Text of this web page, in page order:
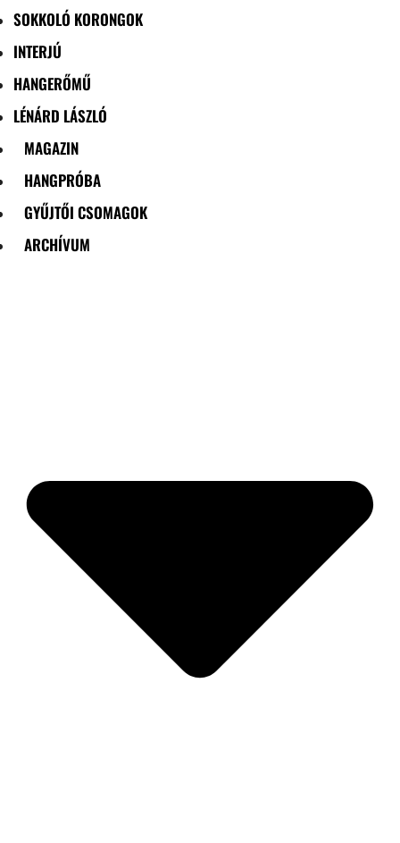
SOKKOLÓ KORONGOK
INTERJÚ
HANGERŐMŰ
LÉNÁRD LÁSZLÓ
MAGAZIN
HANGPRÓBA
GYŰJTŐI CSOMAGOK
ARCHÍVUM